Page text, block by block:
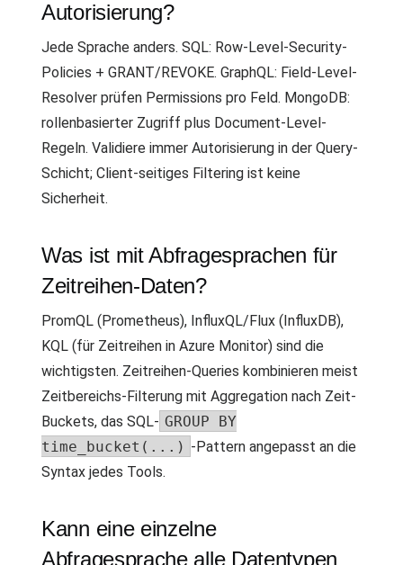
Autorisierung?
Jede Sprache anders. SQL: Row-Level-Security-
Policies + GRANT/REVOKE. GraphQL: Field-Level-
Resolver prüfen Permissions pro Feld. MongoDB:
rollenbasierter Zugriff plus Document-Level-
Regeln. Validiere immer Autorisierung in der Query-
Schicht; Client-seitiges Filtering ist keine
Sicherheit.
Was ist mit Abfragesprachen für
Zeitreihen-Daten?
PromQL (Prometheus), InfluxQL/Flux (InfluxDB),
KQL (für Zeitreihen in Azure Monitor) sind die
wichtigsten. Zeitreihen-Queries kombinieren meist
Zeitbereichs-Filterung mit Aggregation nach Zeit-
Buckets, das SQL- GROUP BY
time_bucket(...) -Pattern angepasst an die
Syntax jedes Tools.
Kann eine einzelne
Abfragesprache alle Datentypen